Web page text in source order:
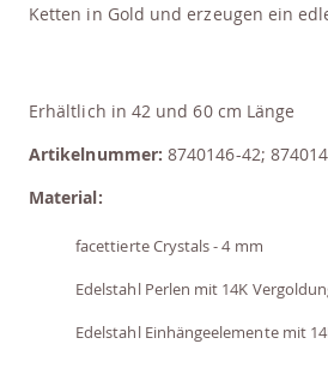
Ketten in Gold und erzeugen ein
Erhältlich in 42 und 60 cm Länge
Artikelnummer:8740146-42;
Material:
facettierte Crystals - 4 mm
Edelstahl Perlen mit 14K
Edelstahl Einhängeelemente mit